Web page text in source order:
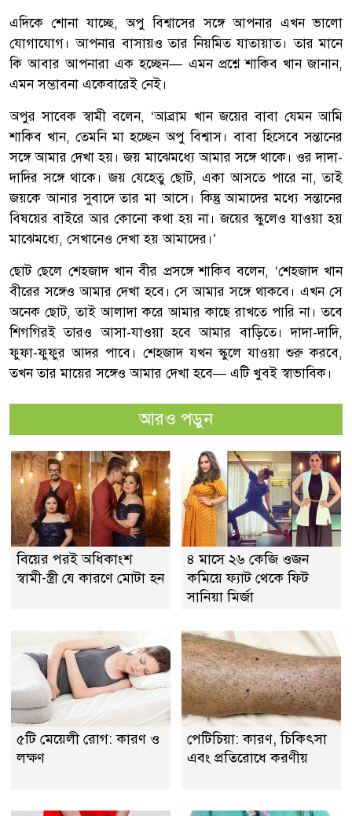
এদিকে শোনা যাচ্ছে, অপু বিশ্বাসের সঙ্গে আপনার এখন ভালো
যোগাযোগ। আপনার বাসায়ও তার নিয়মিত যাতায়াত। তার মানে
কি আবার আপনারা এক হচ্ছেন— এমন প্রশ্নে শাকিব খান জানান,
এমন সম্ভাবনা একেবারেই নেই।
অপুর সাবেক স্বামী বলেন, ‘আব্রাম খান জয়ের বাবা যেমন আমি
শাকিব খান, তেমনি মা হচ্ছেন অপু বিশ্বাস। বাবা হিসেবে সন্তানের
সঙ্গে আমার দেখা হয়। জয় মাঝেমধ্যে আমার সঙ্গে থাকে। ওর দাদা-
দাদির সঙ্গে থাকে। জয় যেহেতু ছোট, একা আসতে পারে না, তাই
জয়কে আনার সুবাদে তার মা আসে। কিন্তু আমাদের মধ্যে সন্তানের
বিষয়ের বাইরে আর কোনো কথা হয় না। জয়ের স্কুলেও যাওয়া হয়
মাঝেমধ্যে, সেখানেও দেখা হয় আমাদের।’
ছোট ছেলে শেহজাদ খান বীর প্রসঙ্গে শাকিব বলেন, ‘শেহজাদ খান
বীরের সঙ্গেও আমার দেখা হবে। সে আমার সঙ্গে থাকবে। এখন সে
অনেক ছোট, তাই আলাদা করে আমার কাছে রাখতে পারি না। তবে
শিগগিরই তারও আসা-যাওয়া হবে আমার বাড়িতে। দাদা-দাদি,
ফুফা-ফুফুর আদর পাবে। শেহজাদ যখন স্কুলে যাওয়া শুরু করবে,
তখন তার মায়ের সঙ্গেও আমার দেখা হবে— এটি খুবই স্বাভাবিক।
আরও পড়ুন
বিয়ের পরই অধিকাংশ
স্বামী-স্ত্রী যে কারণে মোটা হন
৪ মাসে ২৬ কেজি ওজন
কমিয়ে ফ্যাট থেকে ফিট
সানিয়া মির্জা
৫টি মেয়েলী রোগ: কারণ ও
লক্ষণ
পেটিচিয়া: কারণ, চিকিৎসা
এবং প্রতিরোধে করণীয়